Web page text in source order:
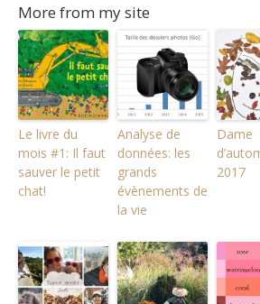
More from my site
Le livre du
mois #1: Il faut
sauver le petit
chat!
Analyse de
données: les
grands
évènements de
la vie
Dame
2017